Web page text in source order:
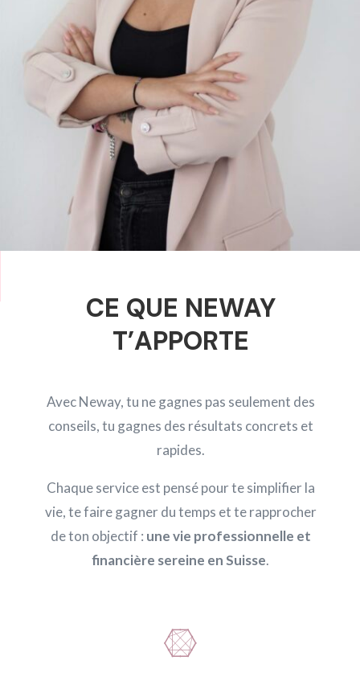
CE QUE NEWAY
T’APPORTE
Avec Neway, tu ne gagnes pas seulement des
conseils, tu gagnes des résultats concrets et
rapides.
Chaque service est pensé pour te simplifier la
vie, te faire gagner du temps et te rapprocher
de ton objectif : une vie professionnelle et
financière sereine en Suisse.
